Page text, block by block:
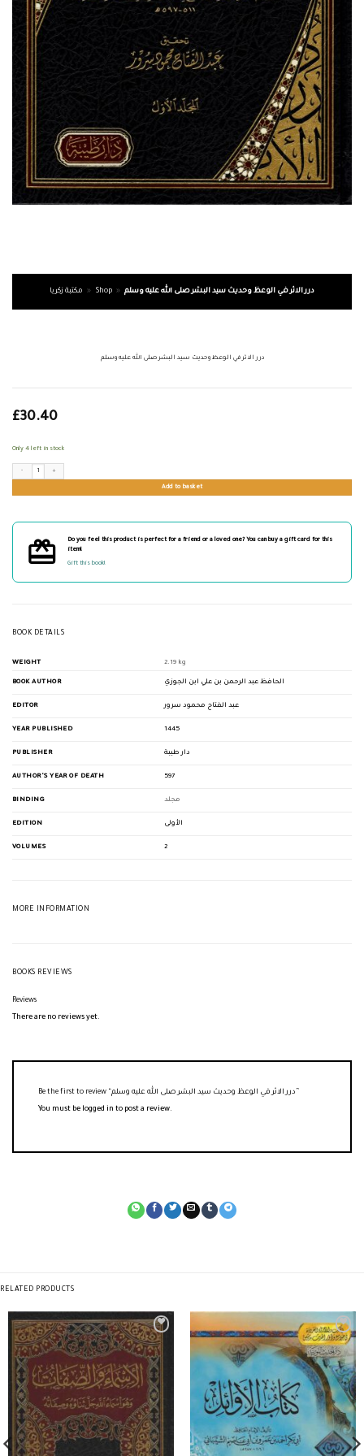
مكتبة زكريا » Shop » درر الاثر في الوعظ وحديث سيد البشر صلى الله عليه وسلم
درر الاثر في الوعظ وحديث سيد البشر صلى الله عليه وسلم
£30.40
Only 4 left in stock
Add to basket
Do you feel this product is perfect for a friend or a loved one? You can buy a gift card for this
item!
Gift this book!
BOOK DETAILS
WEIGHT 2.19 kg
BOOK AUTHOR الحافظ عبد الرحمن بن علي ابن الجوزي
EDITOR عبد الفتاح محمود سرور
YEAR PUBLISHED 1445
PUBLISHER دار طيبة
AUTHOR'S YEAR OF DEATH 597
BINDING مجلد
EDITION الأولى
VOLUMES 2
MORE INFORMATION
BOOKS REVIEWS
Reviews
There are no reviews yet.
You must be logged in to post a review.
RELATED PRODUCTS